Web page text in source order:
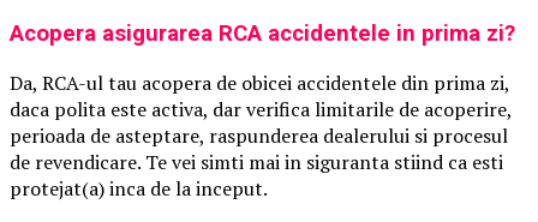
Acopera asigurarea RCA accidentele in prima zi?
Da, RCA-ul tau acopera de obicei accidentele din prima zi,
daca polita este activa, dar verifica limitarile de acoperire,
perioada de asteptare, raspunderea dealerului si procesul
de revendicare. Te vei simti mai in siguranta stiind ca esti
protejat(a) inca de la inceput.